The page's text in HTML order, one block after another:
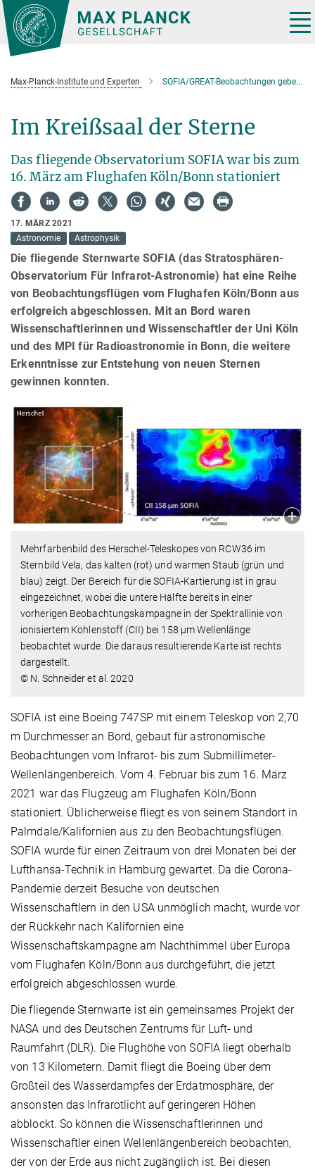
Hauptinhalt
Max-Planck-Institute und Experten SOFIA/GREAT-Beobachtungen geben Aufschluss über Sternentstehung
Im Kreißsaal der Sterne
Das fliegende Observatorium SOFIA war bis zum
16. März am Flughafen Köln/Bonn stationiert
17. MÄRZ 2021
Astronomie
Astrophysik
Die fliegende Sternwarte SOFIA (das Stratosphären-
Observatorium Für Infrarot-Astronomie) hat eine Reihe
von Beobachtungsflügen vom Flughafen Köln/Bonn aus
erfolgreich abgeschlossen. Mit an Bord waren
Wissenschaftlerinnen und Wissenschaftler der Uni Köln
und des MPI für Radioastronomie in Bonn, die weitere
Erkenntnisse zur Entstehung von neuen Sternen
gewinnen konnten.
Mehrfarbenbild des Herschel-Teleskopes von RCW36 im
Sternbild Vela, das kalten (rot) und warmen Staub (grün und
blau) zeigt. Der Bereich für die SOFIA-Kartierung ist in grau
eingezeichnet, wobei die untere Hälfte bereits in einer
vorherigen Beobachtungskampagne in der Spektrallinie von
ionisiertem Kohlenstoff (CII) bei 158 µm Wellenlänge
beobachtet wurde. Die daraus resultierende Karte ist rechts
dargestellt.
© N. Schneider et al. 2020
SOFIA ist eine Boeing 747SP mit einem Teleskop von 2,70
m Durchmesser an Bord, gebaut für astronomische
Beobachtungen vom Infrarot- bis zum Submillimeter-
Wellenlängenbereich. Vom 4. Februar bis zum 16. März
2021 war das Flugzeug am Flughafen Köln/Bonn
stationiert. Üblicherweise fliegt es von seinem Standort in
Palmdale/Kalifornien aus zu den Beobachtungsflügen.
SOFIA wurde für einen Zeitraum von drei Monaten bei der
Lufthansa-Technik in Hamburg gewartet. Da die Corona-
Pandemie derzeit Besuche von deutschen
Wissenschaftlern in den USA unmöglich macht, wurde vor
der Rückkehr nach Kalifornien eine
Wissenschaftskampagne am Nachthimmel über Europa
vom Flughafen Köln/Bonn aus durchgeführt, die jetzt
erfolgreich abgeschlossen wurde.
Die fliegende Sternwarte ist ein gemeinsames Projekt der
NASA und des Deutschen Zentrums für Luft- und
Raumfahrt (DLR). Die Flughöhe von SOFIA liegt oberhalb
von 13 Kilometern. Damit fliegt die Boeing über dem
Großteil des Wasserdampfes der Erdatmosphäre, der
ansonsten das Infrarotlicht auf geringeren Höhen
abblockt. So können die Wissenschaftlerinnen und
Wissenschaftler einen Wellenlängenbereich beobachten,
der von der Erde aus nicht zugänglich ist. Bei diesen